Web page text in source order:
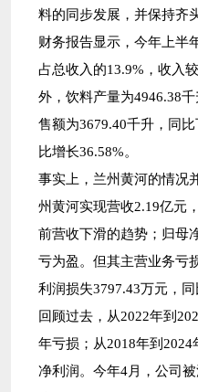
料的同步发展，并保持齐
财务报告显示，今年上半
占总收入的13.9%，收入
外，饮料产量为4946.38
售额为3679.40千升，同
比增长36.58%。
事实上，兰州黄河的情况
州黄河实现营收2.19亿元
前营收下滑的趋势；归母
亏为盈。但其主营业务亏
利润损失3797.43万元，同
回顾过去，从2022年到
年亏损；从2018年到
净利润。今年4月，公司